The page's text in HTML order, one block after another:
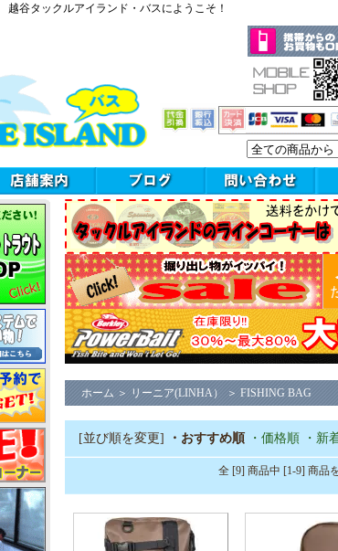
谷タックルアイランド・バスにようこそ！
ホーム ＞ リーニア(LINHA） ＞ FISHING BAG
[並び順を変更] ・おすすめ順 ・価格順 ・新
全 [9] 商品中 [1-9] 商品